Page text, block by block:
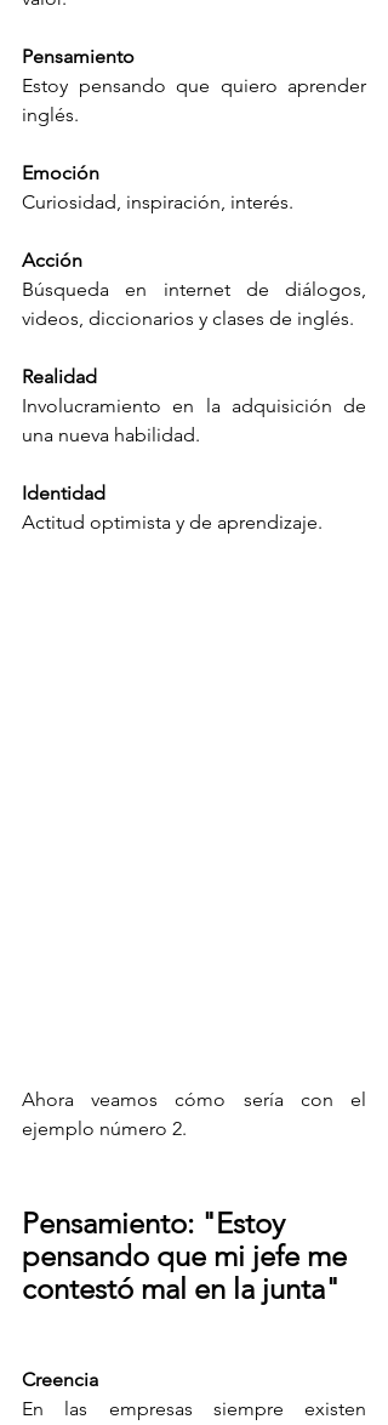
Pensamiento
Estoy pensando que quiero aprender
inglés.
Emoción
Curiosidad, inspiración, interés.
Acción
Búsqueda en internet de diálogos,
videos, diccionarios y clases de inglés.
Realidad
Involucramiento en la adquisición de
una nueva habilidad.
Identidad
Actitud optimista y de aprendizaje.
Ahora veamos cómo sería con el
ejemplo número 2.
Pensamiento: "Estoy
pensando que mi jefe me
contestó mal en la junta"
Creencia
En las empresas siempre existen